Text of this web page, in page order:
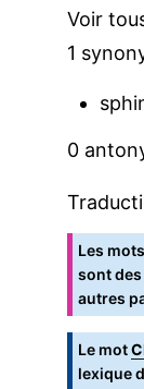
Voir
1
0
Les
sont
autres
Le mot
lexique